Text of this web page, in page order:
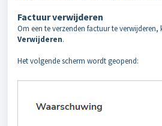
Factuur verwijderen
Om een te verzenden factuur te verwijderen,
Verwijderen.
Het volgende scherm wordt geopend: